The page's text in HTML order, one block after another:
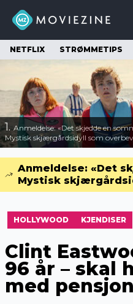
NETFLIX STRØMMETIPS
1.Anmeldelse: «Det skjedde en
Mystisk skjærgårdsidyll som
Anmeldelse: «Det
Mystisk
HOLLYWOOD KJENDISER
Clint
96 år – skal
med pensjon